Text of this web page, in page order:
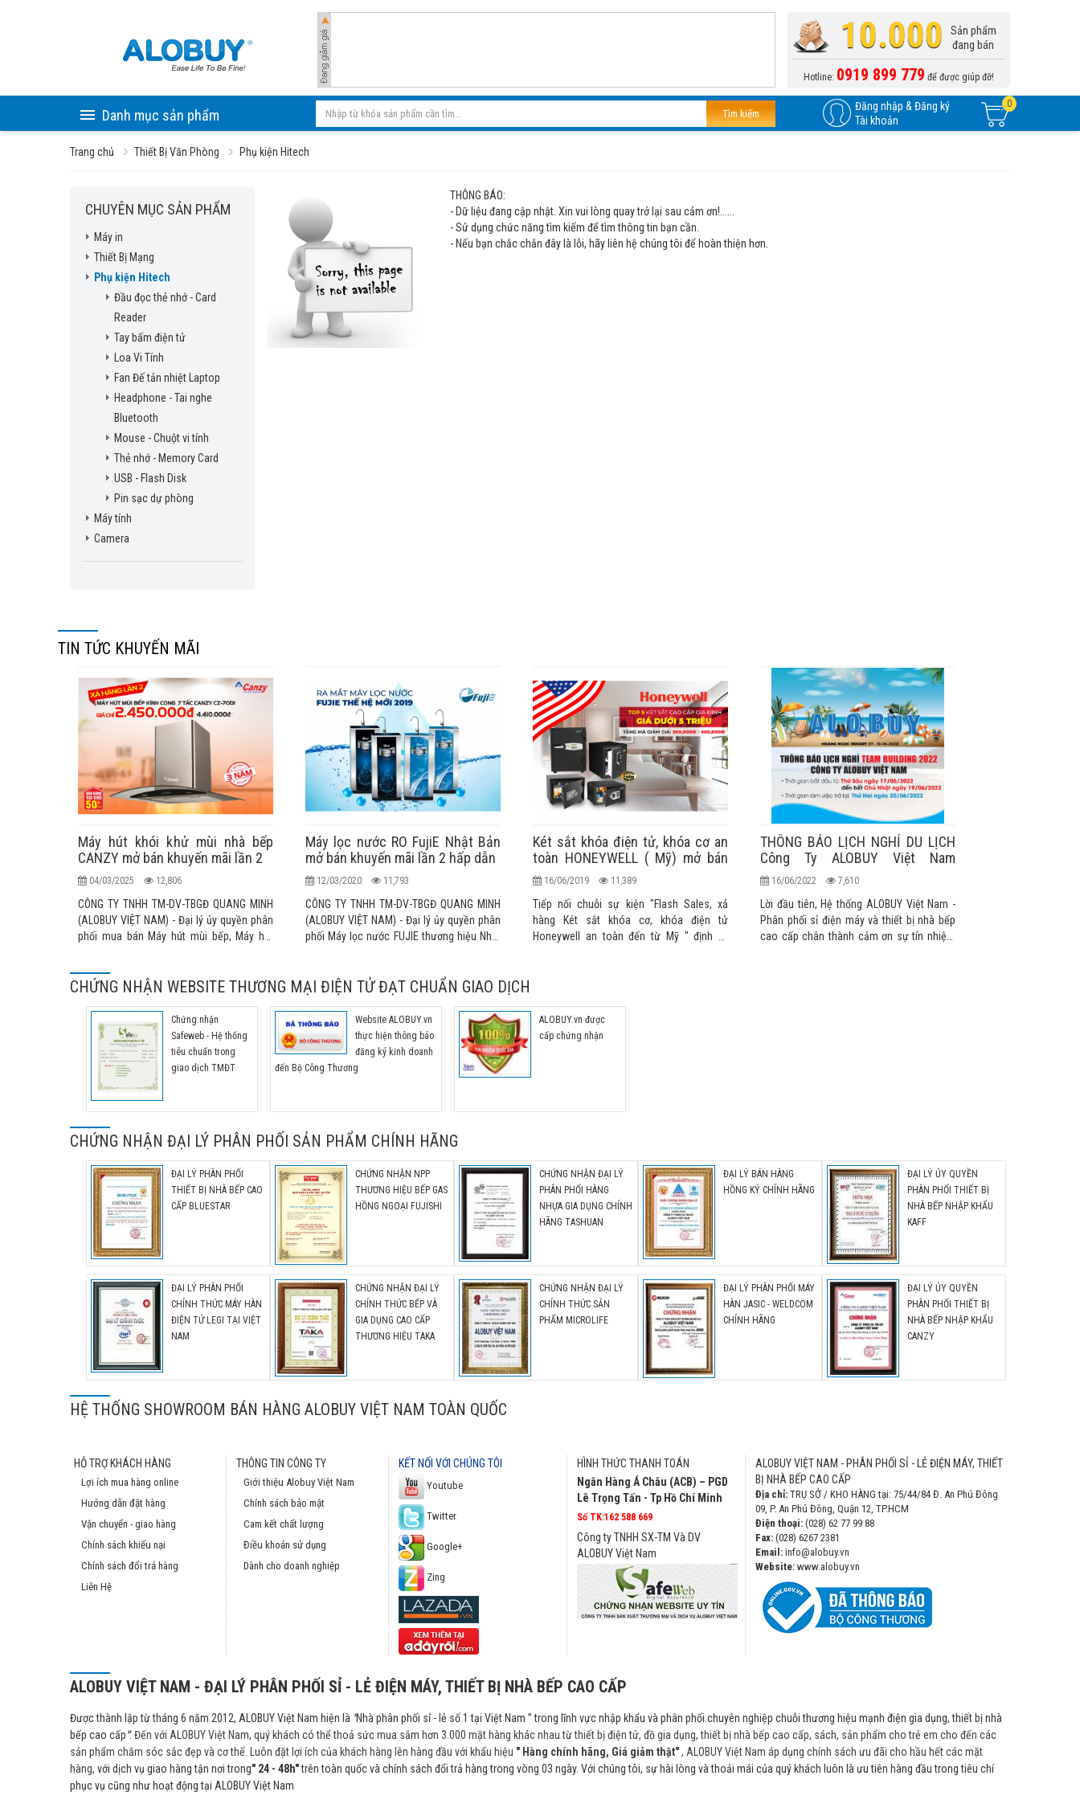
10.000
Sản phẩm
đang bán
Hotline: 0919 899 779 để được giúp đỡ!
Danh mục sản phẩm Tìm kiếm
Đăng nhập & Đăng ký
Tài khoản
0
Trang chủ Thiết Bị Văn Phòng Phụ kiện Hitech
CHUYÊN MỤC SẢN PHẨM
Máy in
Thiết Bị Mạng
Phụ kiện Hitech
Đầu đọc thẻ nhớ - Card
Reader
Tay bấm điện tử
Loa Vi Tính
Fan Đế tản nhiệt Laptop
Headphone - Tai nghe
Bluetooth
Mouse - Chuột vi tính
Thẻ nhớ - Memory Card
USB - Flash Disk
Pin sạc dự phòng
Máy tính
Camera
THÔNG BÁO:
- Dữ liệu đang cập nhật. Xin vui lòng quay trở lại sau cảm ơn!......
- Sử dụng chức năng tìm kiếm để tìm thông tin bạn cần.
- Nếu bạn chắc chắn đây là lỗi, hãy liên hệ chúng tôi để hoàn thiện hơn.
TIN TỨC KHUYẾN MÃI
Máy hút khói khử mùi nhà bếp
CANZY mở bán khuyến mãi lần 2
04/03/2025 12,806
CÔNG TY TNHH TM-DV-TBGĐ QUANG MINH
(ALOBUY VIỆT NAM) - Đại lý ủy quyền phân
phối mua bán Máy hút mùi bếp, Máy hút
TAKA, SEVILLA, CANZY, FASTER,
khẩu chính thức tại thị trường Việt Nam
Máy lọc nước RO FujiE Nhật Bản
mở bán khuyến mãi lần 2 hấp dẫn
12/03/2020 11,793
CÔNG TY TNHH TM-DV-TBGĐ QUANG MINH
(ALOBUY VIỆT NAM) - Đại lý ủy quyền phân
phối Máy lọc nước FUJIE thương hiệu Nhật
Két sắt khóa điện tử, khóa cơ an
toàn HONEYWELL ( Mỹ) mở bán
khuyến mãi lần 2
16/06/2019 11,389
Tiếp nối chuỗi sự kiện "Flash Sales, xả
hàng Két sắt khóa cơ, khóa điện tử
Honeywell an toàn đến từ Mỹ " định kỳ
năm lần 2 này bằng việc giảm giá từ 30 -
49% cho các sản phẩm két sắt gia đình
THÔNG BÁO LỊCH NGHỈ DU LỊCH
Công Ty ALOBUY Việt Nam
T6/2022
16/06/2022 7,610
Lời đầu tiên, Hệ thống ALOBUY Việt Nam -
Phân phối sỉ điện máy và thiết bị nhà bếp
cao cấp chân thành cảm ơn sự tín nhiệm
CHỨNG NHẬN WEBSITE THƯƠNG MẠI ĐIỆN TỬ ĐẠT CHUẨN GIAO DỊCH
Chứng nhận
Safeweb - Hệ thống
tiêu chuẩn trong
giao dịch TMĐT
Website ALOBUY.vn
thực hiện thông báo
đăng ký kinh doanh
đến Bộ Công Thương
ALOBUY.vn được
cấp chứng nhận
CHỨNG NHẬN ĐẠI LÝ PHÂN PHỐI SẢN PHẨM CHÍNH HÃNG
ĐẠI LÝ PHÂN PHỐI
THIẾT BỊ NHÀ BẾP CAO
CẤP BLUESTAR
ĐẠI LÝ PHÂN PHỐI
CHÍNH THỨC MÁY HÀN
ĐIỆN TỬ LEGI TẠI VIỆT
NAM
CHỨNG NHẬN NPP
THƯƠNG HIỆU BẾP GAS
HỒNG NGOẠI FUJISHI
CHỨNG NHẬN ĐẠI LÝ
CHÍNH THỨC BẾP VÀ
GIA DỤNG CAO CẤP
THƯƠNG HIỆU TAKA
CHỨNG NHẬN ĐẠI LÝ
PHÂN PHỐI HÀNG
NHỰA GIA DỤNG CHÍNH
HÃNG TASHUAN
CHỨNG NHẬN ĐẠI LÝ
CHÍNH THỨC SẢN
PHẨM MICROLIFE
ĐẠI LÝ BÁN HÀNG
HỒNG KÝ CHÍNH HÃNG
ĐẠI LÝ PHÂN PHỐI MÁY
HÀN JASIC - WELDCOM
CHÍNH HÃNG
ĐẠI LÝ ỦY QUYỀN
PHÂN PHỐI THIẾT BỊ
NHÀ BẾP NHẬP KHẨU
KAFF
ĐẠI LÝ ỦY QUYỀN
PHÂN PHỐI THIẾT BỊ
NHÀ BẾP NHẬP KHẨU
CANZY
HỆ THỐNG SHOWROOM BÁN HÀNG ALOBUY VIỆT NAM TOÀN QUỐC
HỖ TRỢ KHÁCH HÀNG
Lợi ích mua hàng online
Hướng dẫn đặt hàng
Vận chuyển - giao hàng
Chính sách khiếu nại
Chính sách đổi trả hàng
Liên Hệ
THÔNG TIN CÔNG TY
Giới thiệu Alobuy Việt Nam
Chính sách bảo mật
Cam kết chất lượng
Điều khoản sử dụng
Dành cho doanh nghiệp
KẾT NỐI VỚI CHÚNG TÔI
Youtube
Twitter
Google+
Zing
HÌNH THỨC THANH TOÁN
Ngân Hàng Á Châu (ACB) – PGD
Lê Trọng Tấn - Tp Hồ Chí Minh
Số TK:162 588 669
Công ty TNHH SX-TM Và DV
ALOBUY Việt Nam
ALOBUY VIỆT NAM - PHÂN PHỐI SỈ - LẺ ĐIỆN MÁY, THIẾT
BỊ NHÀ BẾP CAO CẤP
Địa chỉ: TRỤ SỞ / KHO HÀNG tại: 75/44/84 Đ. An Phú Đông
09, P. An Phú Đông, Quận 12, TP.HCM
Điện thoại: (028) 62 77 99 88
Fax: (028) 6267 2381
Email: info@alobuy.vn
Website: www.alobuy.vn
ALOBUY VIỆT NAM - ĐẠI LÝ PHÂN PHỐI SỈ - LẺ ĐIỆN MÁY, THIẾT BỊ NHÀ BẾP CAO CẤP
Được thành lập từ tháng 6 năm 2012, ALOBUY Việt Nam hiện là "Nhà phân phối sỉ - lẻ số 1 tại Việt Nam ” trong lĩnh vực nhập khẩu và phân phối chuyên nghiệp chuỗi thương hiệu mạnh điện gia dụng, thiết bị nhà
bếp cao cấp". Đến với ALOBUY Việt Nam, quý khách có thể thoả sức mua sắm hơn 3.000 mặt hàng khác nhau từ thiết bị điện tử, đồ gia dụng, thiết bị nhà bếp cao cấp, sách, sản phẩm cho trẻ em cho đến các
sản phẩm chăm sóc sắc đẹp và cơ thể. Luôn đặt lợi ích của khách hàng lên hàng đầu với khẩu hiệu " Hàng chính hãng, Giá giảm thật", ALOBUY Việt Nam áp dụng chính sách ưu đãi cho hầu hết các mặt
hàng, với dịch vụ giao hàng tận nơi trong" 24 - 48h"trên toàn quốc và chính sách đổi trả hàng trong vòng 03 ngày. Với chúng tôi, sự hài lòng và thoải mái của quý khách luôn là ưu tiên hàng đầu trong tiêu chí
phục vụ cũng như hoạt động tại ALOBUY Việt Nam